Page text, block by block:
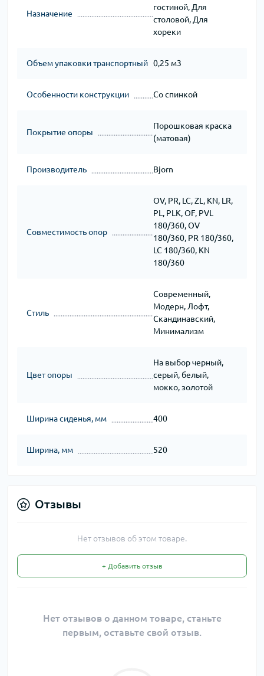
Назначение
гостиной, Для
столовой, Для
хореки
Объем упаковки транспортный 0,25 м3
Особенности конструкции Со спинкой
Покрытие опоры
Порошковая краска
(матовая)
Производитель Bjorn
Совместимость опор
OV, PR, LC, ZL, KN, LR,
PL, PLK, OF, PVL
180/360, OV
180/360, PR 180/360,
LC 180/360, KN
180/360
Стиль
Современный,
Модерн, Лофт,
Скандинавский,
Минимализм
Цвет опоры
На выбор черный,
серый, белый,
мокко, золотой
Ширина сиденья, мм 400
Ширина, мм 520
Отзывы
Нет отзывов об этом товаре.
+ Добавить отзыв
Нет отзывов о данном товаре, станьте
первым, оставьте свой отзыв.